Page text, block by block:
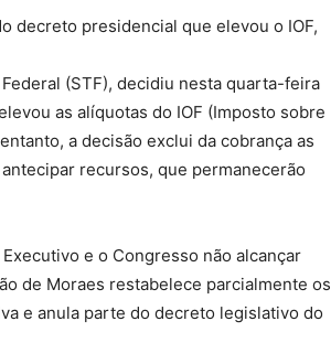
decreto presidencial que elevou o IOF,
(STF), decidiu nesta quarta-feira
as alíquotas do IOF (Imposto sobre
a decisão exclui da cobrança as
recursos, que permanecerão
e o Congresso não alcançar
de Moraes restabelece parcialmente os
e anula parte do decreto legislativo do